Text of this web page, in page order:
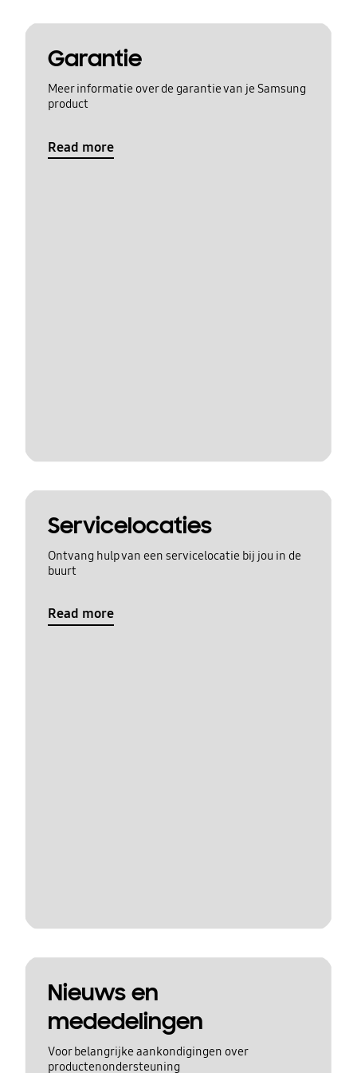
Garantie
Meer informatie over de garantie van je Samsung
product
Read more
Servicelocaties
Ontvang hulp van een servicelocatie bij jou in de
buurt
Read more
Nieuws en
mededelingen
Voor belangrijke aankondigingen over
productenondersteuning